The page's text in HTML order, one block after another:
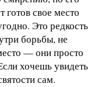
готов свое место
Это редкость
борьбы, не
— они просто
хочешь увидеть
сам.